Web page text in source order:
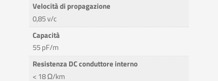
Velocità di propagazione
0,85 v/c
Capacità
55 pF/m
Resistenza DC conduttore interno
< 18 Ω/km